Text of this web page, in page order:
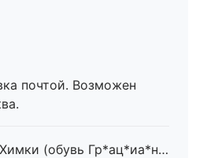
почтой. Возможен
Марина, Химки (обувь Гр*ац*иа*на)